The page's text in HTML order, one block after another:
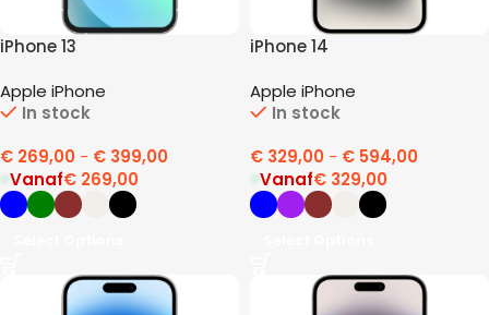
iPhone 13
Apple iPhone
In stock
€ 269,00 - € 399,00
Vanaf€ 269,00
iPhone 14
Apple iPhone
In stock
€ 329,00 - € 594,00
Vanaf€ 329,00